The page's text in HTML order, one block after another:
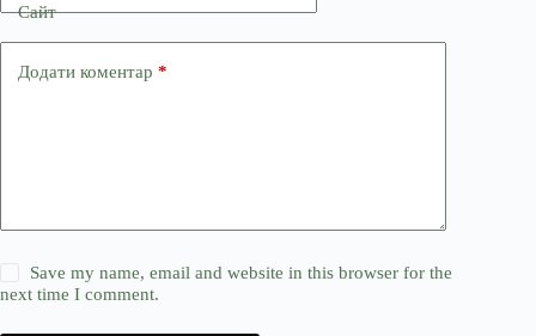
Сайт
Додати коментар *
Save my name, email and website in this browser for the
next time I comment.